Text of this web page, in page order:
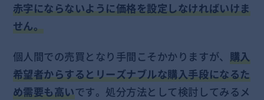
赤字にならないように価格を設定しなければいけま
せん。
個人間での売買となり手間こそかかりますが、 購入
希望者からするとリーズナブルな購入手段になるた
め需要も高いです。処分方法として検討してみるメ